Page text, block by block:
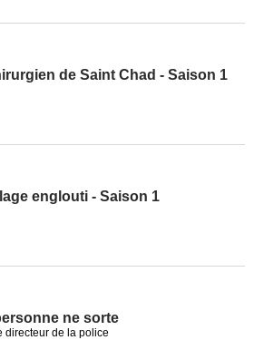
de Saint Chad - Saison 1
englouti - Saison 1
ne sorte
directeur de la police